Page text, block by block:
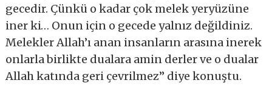
gecedir. Çünkü o kadar çok melek yeryüzüne
iner ki… Onun için o gecede yalnız değildiniz.
Melekler Allah’ı anan insanların arasına inerek
onlarla birlikte dualara amin derler ve o dualar
Allah katında geri çevrilmez” diye konuştu.